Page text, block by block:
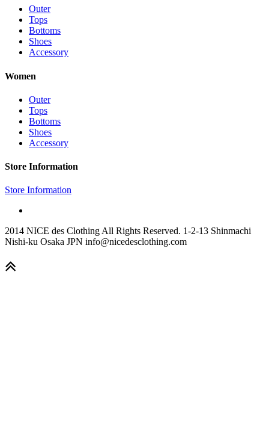
Outer
Tops
Bottoms
Shoes
Accessory
Women
Outer
Tops
Bottoms
Shoes
Accessory
Store Information
Store Information
2014 NICE des Clothing All Rights Reserved. 1-2-13 Shinmachi
Nishi-ku Osaka JPN info@nicedesclothing.com